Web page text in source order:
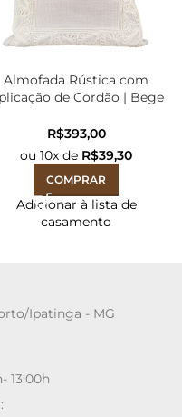
Almofada Rústica com
de Cordão | Bege
R$
ou 10x de R$39,30
COMPRAR
Adicionar à lista de
casamento
Ipatinga - MG
13:00h